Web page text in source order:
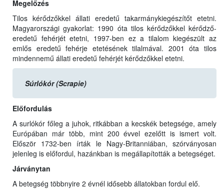
Megelőzés
Tilos kérődzőkkel állati eredetű takarmánykiegészítőt etetni.
Magyarországi gyakorlat: 1990 óta tilos kérődzőkkel kérődző-
eredetű fehérjét etetni, 1997-ben ez a tilalom kiegészült az
emlős eredetű fehérje etetésének tilalmával. 2001 óta tilos
mindennemű állati eredetű fehérjét kérődzőkkel etetni.
Súrlókór (Scrapie)
Előfordulás
A surlókór főleg a juhok, ritkábban a kecskék betegsége, amely
Európában már több, mint 200 évvel ezelőtt is ismert volt.
Először 1732-ben írták le Nagy-Britanniában, szórványosan
jelenleg is előfordul, hazánkban is megállapították a betegséget.
Járványtan
A betegség többnyire 2 évnél idősebb állatokban fordul elő.